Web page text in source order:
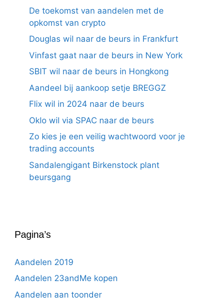
De toekomst van aandelen met de
opkomst van crypto
Douglas wil naar de beurs in Frankfurt
Vinfast gaat naar de beurs in New York
SBIT wil naar de beurs in Hongkong
Aandeel bij aankoop setje BREGGZ
Flix wil in 2024 naar de beurs
Oklo wil via SPAC naar de beurs
Zo kies je een veilig wachtwoord voor je
trading accounts
Sandalengigant Birkenstock plant
beursgang
Pagina’s
Aandelen 2019
Aandelen 23andMe kopen
Aandelen aan toonder